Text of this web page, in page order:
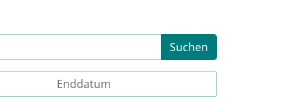
Suchen